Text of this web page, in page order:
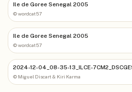
Ile de Goree Senegal 2005
©wordcat57
Ile de Goree Senegal 2005
©wordcat57
2024-12-04_08-35-13_ILCE-
© Miguel Discart & Kiri Karma